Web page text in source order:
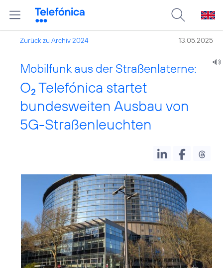
Zurück zu Archiv 2024 13.05.2025
Mobilfunk aus der Straßenlaterne:
O2 Telefónica startet
bundesweiten Ausbau von
5G-Straßenleuchten